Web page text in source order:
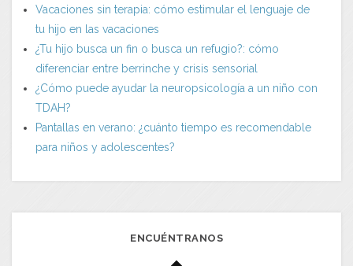
Vacaciones sin terapia: cómo estimular el lenguaje de
tu hijo en las vacaciones
¿Tu hijo busca un fin o busca un refugio?: cómo
diferenciar entre berrinche y crisis sensorial
¿Cómo puede ayudar la neuropsicología a un niño con
TDAH?
Pantallas en verano: ¿cuánto tiempo es recomendable
para niños y adolescentes?
ENCUÉNTRANOS